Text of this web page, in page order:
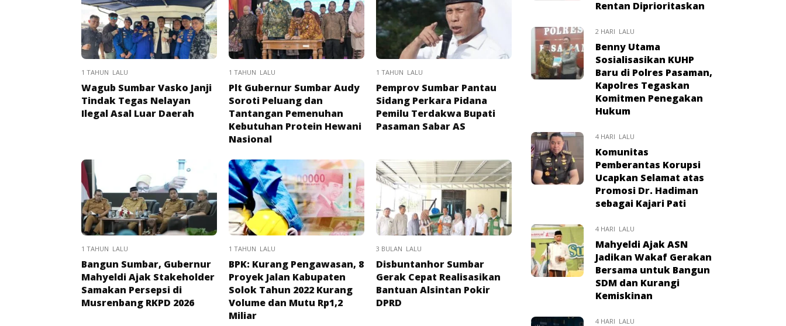
1 TAHUN LALU
Wagub Sumbar Vasko Janji
Tindak Tegas Nelayan
Ilegal Asal Luar Daerah
1 TAHUN LALU
Plt Gubernur Sumbar Audy
Soroti Peluang dan
Tantangan Pemenuhan
Kebutuhan Protein Hewani
Nasional
1 TAHUN LALU
Pemprov Sumbar Pantau
Sidang Perkara Pidana
Pemilu Terdakwa Bupati
Pasaman Sabar AS
1 TAHUN LALU
Bangun Sumbar, Gubernur
Mahyeldi Ajak Stakeholder
Samakan Persepsi di
Musrenbang RKPD 2026
1 TAHUN LALU
BPK: Kurang Pengawasan, 8
Proyek Jalan Kabupaten
Solok Tahun 2022 Kurang
Volume dan Mutu Rp1,2
Miliar
3 BULAN LALU
Disbuntanhor Sumbar
Gerak Cepat Realisasikan
Bantuan Alsintan Pokir
DPRD
Rentan Diprioritaskan
2 HARI LALU
Benny Utama
Sosialisasikan KUHP
Baru di Polres Pasaman,
Kapolres Tegaskan
Komitmen Penegakan
Hukum
4 HARI LALU
Komunitas
Pemberantas Korupsi
Ucapkan Selamat atas
Promosi Dr. Hadiman
sebagai Kajari Pati
4 HARI LALU
Mahyeldi Ajak ASN
Jadikan Wakaf Gerakan
Bersama untuk Bangun
SDM dan Kurangi
Kemiskinan
4 HARI LALU